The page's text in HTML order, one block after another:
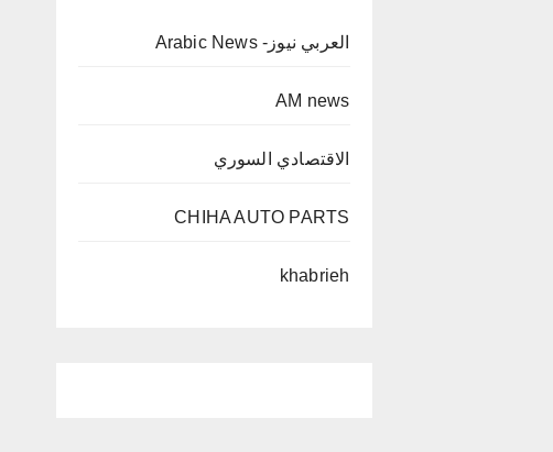
العربي نيوز- Arabic News
AM news
الاقتصادي السوري
CHIHA AUTO PARTS
khabrieh